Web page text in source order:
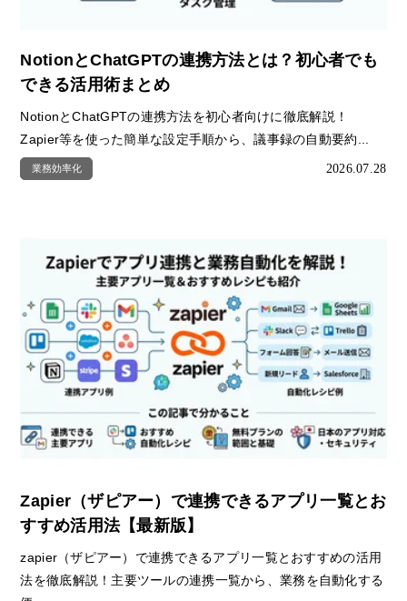
NotionとChatGPTの連携方法とは？初心者でも
できる活用術まとめ
NotionとChatGPTの連携方法を初心者向けに徹底解説！
Zapier等を使った簡単な設定手順から、議事録の自動要約...
業務効率化 2026.07.28
Zapier（ザピアー）で連携できるアプリ一覧とお
すすめ活用法【最新版】
zapier（ザピアー）で連携できるアプリ一覧とおすすめの活用
法を徹底解説！主要ツールの連携一覧から、業務を自動化する